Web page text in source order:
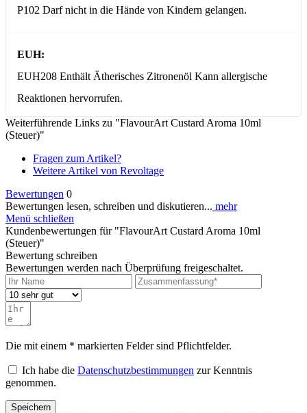
P102 Darf nicht in die Hände von Kindern gelangen.
EUH:
EUH208 Enthält Ätherisches Zitronenöl Kann allergische
Reaktionen hervorrufen.
Weiterführende Links zu "FlavourArt Custard Aroma 10ml
(Steuer)"
Fragen zum Artikel?
Weitere Artikel von Revoltage
Bewertungen 0
Bewertungen lesen, schreiben und diskutieren... mehr
Menü schließen
Kundenbewertungen für "FlavourArt Custard Aroma 10ml
(Steuer)"
Bewertung schreiben
Bewertungen werden nach Überprüfung freigeschaltet.
Die mit einem * markierten Felder sind Pflichtfelder.
Ich habe die Datenschutzbestimmungen zur Kenntnis
genommen.
Speichern